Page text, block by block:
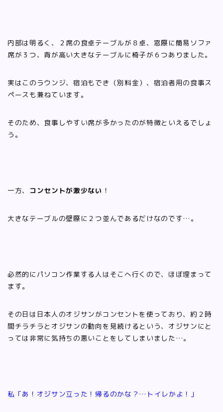
内部は明るく、２席の食卓テーブルが８卓、窓際に簡易ソファ
席が３つ、背が高い大きなテーブルに椅子が６つありました。
実はこのラウンジ、宿泊もでき（別料金）、宿泊者用の食事ス
ペースも兼ねています。
そのため、食事しやすい席が多かったのが特徴といえるでしょ
う。
一方、 コンセントが激少ない ！
大きなテーブルの壁際に２つ並んであるだけなのです…。
必然的にパソコン作業する人はそこへ行くので、ほぼ埋まって
ます。
その日は日本人のオジサンがコンセントを使っており、約２時
間チラチラとオジサンの動向を見続けるという、オジサンにと
っては非常に気持ちの悪いことをしてしまいました…。
私「あ！オジサン立った！帰るのかな？…トイレかよ！」